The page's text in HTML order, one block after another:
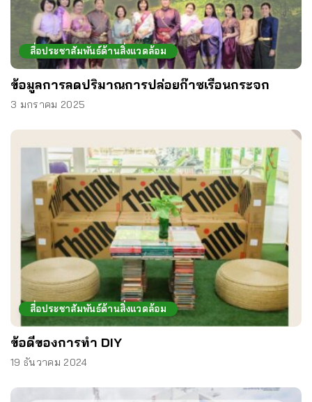
สื่อประชาสัมพันธ์ด้านสิ่งแวดล้อม
ข้อมูลการลดปริมาณการปล่อยก๊าซเรือนกระจก
3 มกราคม 2025
สื่อประชาสัมพันธ์ด้านสิ่งแวดล้อม
ข้อดีของการทำ DIY
19 ธันวาคม 2024